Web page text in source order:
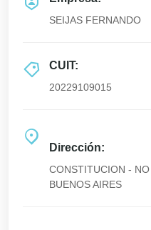
SEIJAS FERNANDO
CUIT:
20229109015
Dirección:
CONSTITUCION -
BUENOS AIRES